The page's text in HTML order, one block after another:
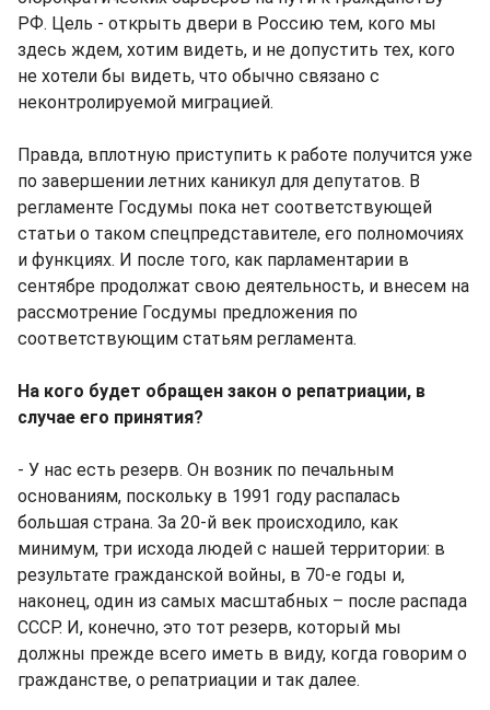
РФ. Цель - открыть двери в Россию тем, кого мы
здесь ждем, хотим видеть, и не допустить тех, кого
не хотели бы видеть, что обычно связано с
неконтролируемой миграцией.
Правда, вплотную приступить к работе получится уже
по завершении летних каникул для депутатов. В
регламенте Госдумы пока нет соответствующей
статьи о таком спецпредставителе, его полномочиях
и функциях. И после того, как парламентарии в
сентябре продолжат свою деятельность, и внесем на
рассмотрение Госдумы предложения по
соответствующим статьям регламента.
На кого будет обращен закон о репатриации, в
случае его принятия?
- У нас есть резерв. Он возник по печальным
основаниям, поскольку в 1991 году распалась
большая страна. За 20-й век происходило, как
минимум, три исхода людей с нашей территории: в
результате гражданской войны, в 70-е годы и,
наконец, один из самых масштабных – после распада
СССР. И, конечно, это тот резерв, который мы
должны прежде всего иметь в виду, когда говорим о
гражданстве, о репатриации и так далее.